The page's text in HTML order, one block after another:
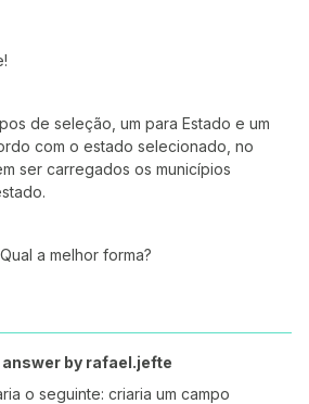
de seleção, um para Estado e um
com o estado selecionado, no
ser carregados os municípios
a melhor forma?
by rafael.jefte
o seguinte: criaria um campo